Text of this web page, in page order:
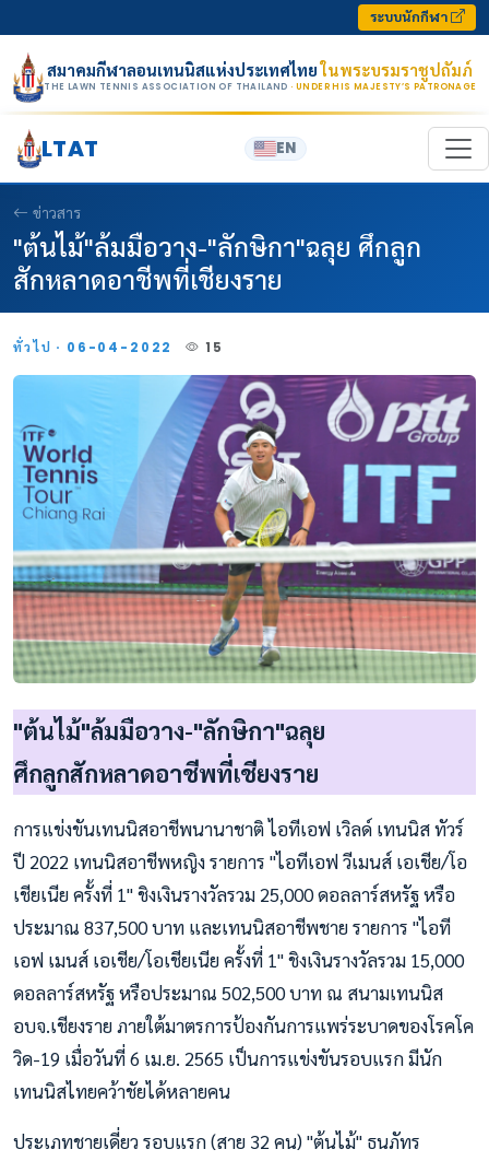
ระบบนักกีฬา
สมาคมกีฬาลอนเทนนิสแห่งประเทศไทยในพระบรมราชูปถัมภ์
THE LAWN TENNIS ASSOCIATION OF THAILAND · UNDER HIS MAJESTY’S PATRONAGE
LTAT EN
ข่าวสาร
"ต้นไม้"ล้มมือวาง-"ลักษิกา"ฉลุย ศึกลูก
สักหลาดอาชีพที่เชียงราย
ทั่วไป · 06-04-2022 15
"ต้นไม้"ล้มมือวาง-"ลักษิกา"ฉลุย
ศึกลูกสักหลาดอาชีพที่เชียงราย
การแข่งขันเทนนิสอาชีพนานาชาติ ไอทีเอฟ เวิลด์ เทนนิส ทัวร์
ปี 2022 เทนนิสอาชีพหญิง รายการ "ไอทีเอฟ วีเมนส์ เอเชีย/โอ
เชียเนีย ครั้งที่ 1" ชิงเงินรางวัลรวม 25,000 ดอลลาร์สหรัฐ หรือ
ประมาณ 837,500 บาท และเทนนิสอาชีพชาย รายการ "ไอที
เอฟ เมนส์ เอเชีย/โอเชียเนีย ครั้งที่ 1" ชิงเงินรางวัลรวม 15,000
ดอลลาร์สหรัฐ หรือประมาณ 502,500 บาท ณ สนามเทนนิส
อบจ.เชียงราย ภายใต้มาตรการป้องกันการแพร่ระบาดของโรคโค
วิด-19 เมื่อวันที่ 6 เม.ย. 2565 เป็นการแข่งขันรอบแรก มีนัก
เทนนิสไทยคว้าชัยได้หลายคน
ประเภทชายเดี่ยว รอบแรก (สาย 32 คน) "ต้นไม้" ธนภัทร